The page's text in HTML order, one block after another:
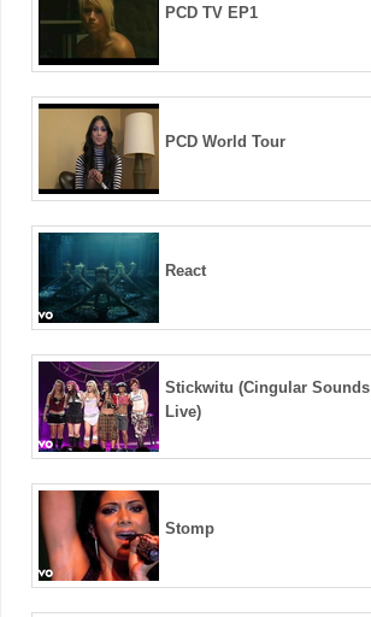
PCD TV EP1
PCD World Tour
React
Stickwitu (Cingular Sounds
Live)
Stomp